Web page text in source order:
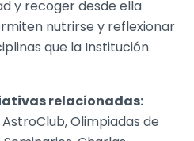
y recoger desde ella
nutrirse y reflexionar
que la Institución
relacionadas:
Olimpiadas de